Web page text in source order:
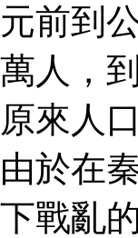
元前到
萬人，
原來人
由於在
下戰亂